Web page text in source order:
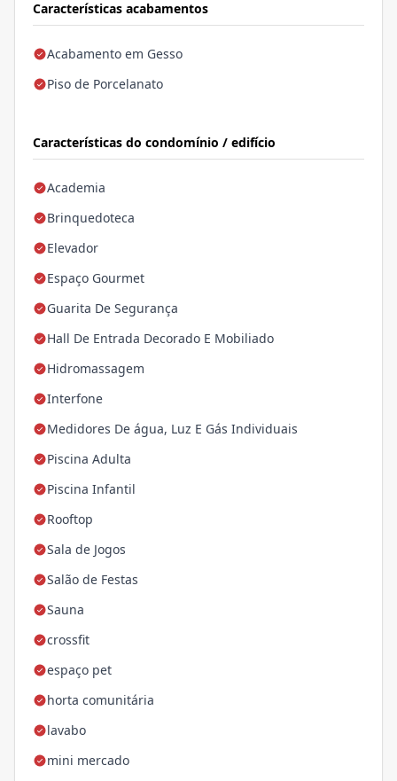
Características acabamentos
Acabamento em Gesso
Piso de Porcelanato
Características do condomínio / edifício
Academia
Brinquedoteca
Elevador
Espaço Gourmet
Guarita De Segurança
Hall De Entrada Decorado E Mobiliado
Hidromassagem
Interfone
Medidores De água, Luz E Gás Individuais
Piscina Adulta
Piscina Infantil
Rooftop
Sala de Jogos
Salão de Festas
Sauna
crossfit
espaço pet
horta comunitária
lavabo
mini mercado